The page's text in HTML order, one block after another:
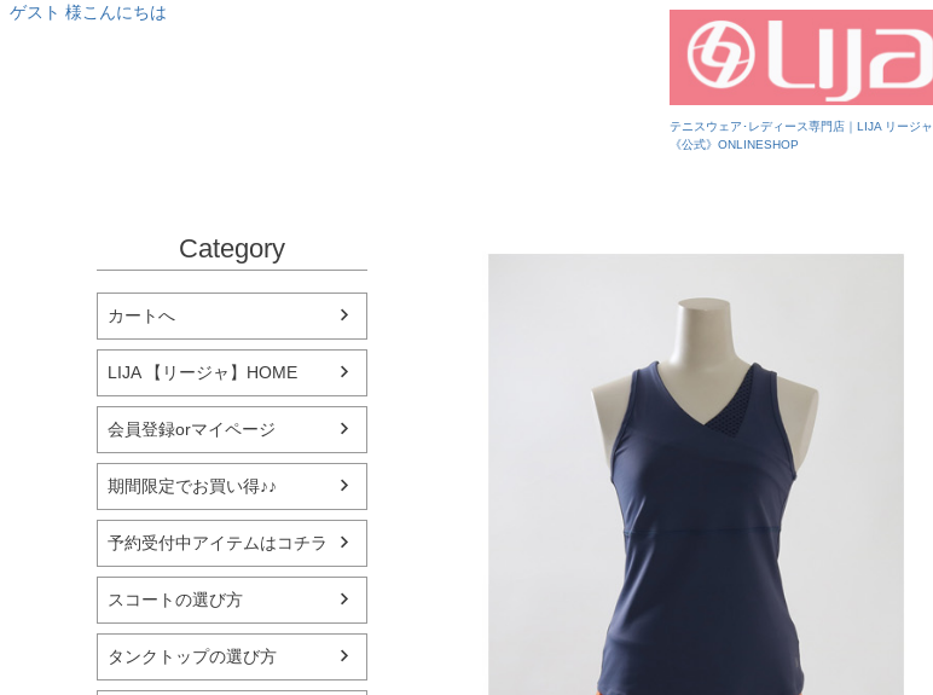
テニスウェア･レディース専門店｜LIJA リージャ
《公式》ONLINESHOP
ゲスト 様こんにちは
Category
カートへ
LIJA 【リージャ】HOME
会員登録orマイページ
期間限定でお買い得♪♪
予約受付中アイテムはコチラ
スコートの選び方
タンクトップの選び方